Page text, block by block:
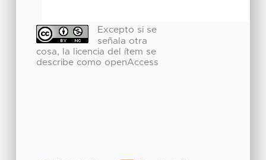
Excepto si se
señala otra
cosa, la licencia del ítem se
describe como openAccess